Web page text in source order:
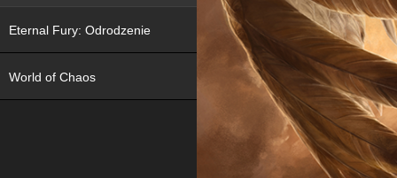
Eternal Fury: Odrodzenie
World of Chaos